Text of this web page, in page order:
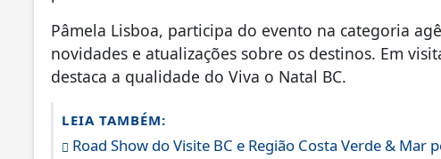
Pâmela Lisboa, participa do evento na categoria
novidades e atualizações sobre os destinos. Em
destaca a qualidade do Viva o Natal BC.
LEIA TAMBÉM:
Road Show do Visite BC e Região Costa Verde &